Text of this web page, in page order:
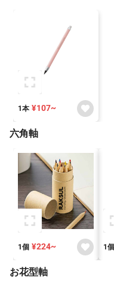
1本 ¥107~
六角軸
1個 ¥224~ 1個
お花型軸